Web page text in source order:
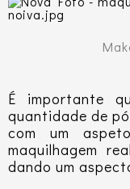
É importante
quantidade de
com um
maquilhagem
dando um